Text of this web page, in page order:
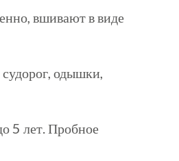
вшивают в виде
судорог, одышки,
5 лет. Пробное